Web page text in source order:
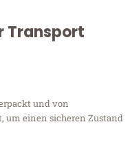
Transport
und von
um einen sicheren Zustand